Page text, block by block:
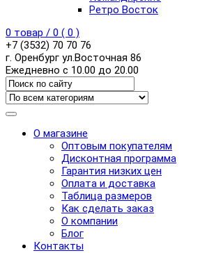
Ретро Восток
0 товар / 0 ( 0 )
+7 (3532) 70 70 76
г. Оренбург ул.Восточная 86
Ежедневно с 10.00 до 20.00
О магазине
Оптовым покупателям
Дисконтная программа
Гарантия низких цен
Оплата и доставка
Таблица размеров
Как сделать заказ
О компании
Блог
Контакты